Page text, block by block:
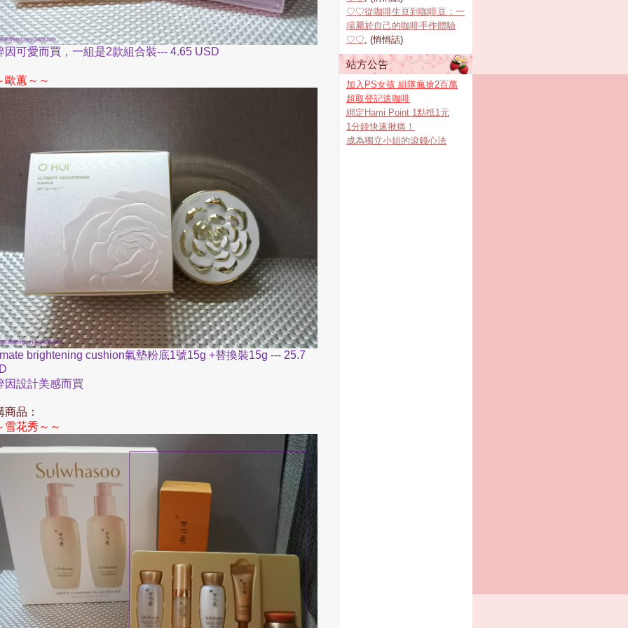
因可愛而買，一組是2款組合裝--- 4.65 USD
歐蕙～～
brightening cushion氣墊粉底1號15g +替換裝15g --- 25.7
因設計美感而買
商品：
雪花秀 ～～
♡♡從咖啡生豆到咖啡豆：一
場屬於自己的咖啡手作體驗
♡♡, (悄悄話)
站方公告
加入PS女孩 組隊瘋搶2百萬
超取登記送咖啡
綁定Hami Point 1點抵1元
1分鐘快速揪痛！
成為獨立小姐的滾錢心法